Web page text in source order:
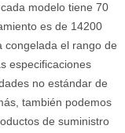
modelo tiene 70
es de 14200
congelada el rango de
especificaciones
no estándar de
también podemos
de suministro